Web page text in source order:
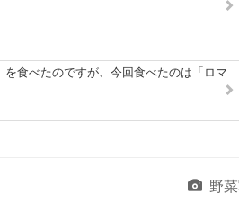
食べたのですが、今回食べたのは「ロマ
野